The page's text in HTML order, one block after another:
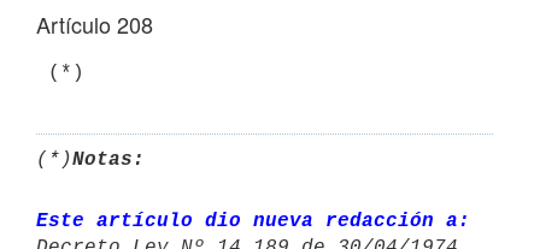
Artículo 208
(*)Notas:
Este artículo dio nueva redacción a: